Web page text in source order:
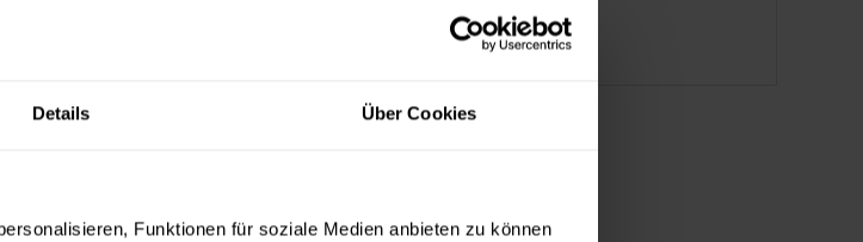
Details Über Cookies
Funktionen für soziale Medien anbieten zu können